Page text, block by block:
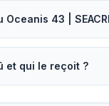
43 |
et qui le reçoit ?